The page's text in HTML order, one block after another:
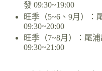
發 09:30~19:00
旺季（5~6、9月）：
09:30~20:00
旺季（7~8月）：尾
09:30~21:00